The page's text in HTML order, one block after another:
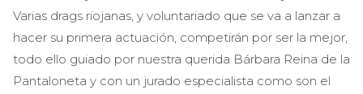
Varias drags riojanas, y voluntariado que se va a lanzar a
hacer su primera actuación, competirán por ser la mejor,
todo ello guiado por nuestra querida Bárbara Reina de la
Pantaloneta y con un jurado especialista como son el